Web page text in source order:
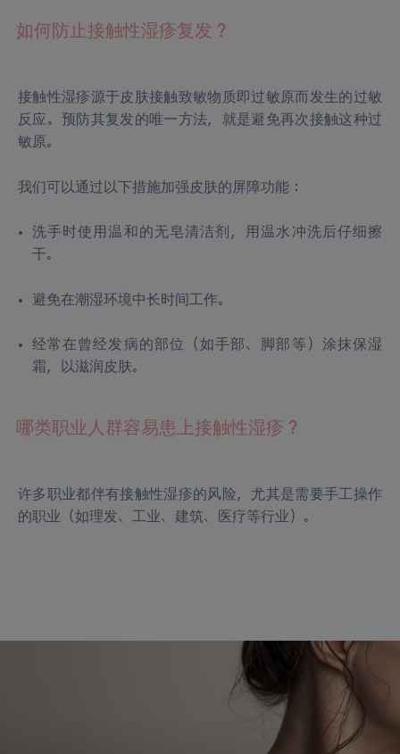
如何防止接触性湿疹复发？
接触性湿疹源于皮肤接触致敏物质即过敏原而发生的过敏
反应。预防其复发的唯一方法，就是避免再次接触这种过
敏原。
我们可以通过以下措施加强皮肤的屏障功能：
洗手时使用温和的无皂清洁剂，用温水冲洗后仔细擦
干。
避免在潮湿环境中长时间工作。
经常在曾经发病的部位（如手部、脚部等）涂抹保湿
霜，以滋润皮肤。
哪类职业人群容易患上接触性湿疹？
许多职业都伴有接触性湿疹的风险，尤其是需要手工操作
的职业（如理发、工业、建筑、医疗等行业）。